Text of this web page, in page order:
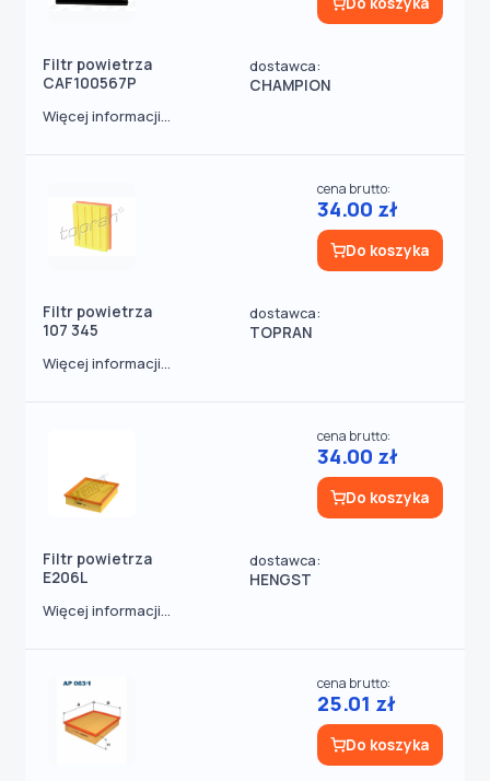
Filtr powietrza
CAF100567P
dostawca:
CHAMPION
Więcej informacji...
Filtr powietrza
107 345
dostawca:
TOPRAN
cena brutto:
34.00 zł
Do koszyka
Więcej informacji...
Filtr powietrza
E206L
dostawca:
HENGST
cena brutto:
34.00 zł
Do koszyka
Więcej informacji...
cena brutto:
25.01 zł
Do koszyka